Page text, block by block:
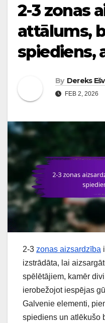
2-3 zonas
attālums,
spiediens,
By Dereks
FEB 2, 2026
2-3 zonas aizsardzība
izstrādāta, lai
spēlētājiem, kamēr
ierobežojot iespējas
Galvenie elementi,
spiediens un atlēkušo